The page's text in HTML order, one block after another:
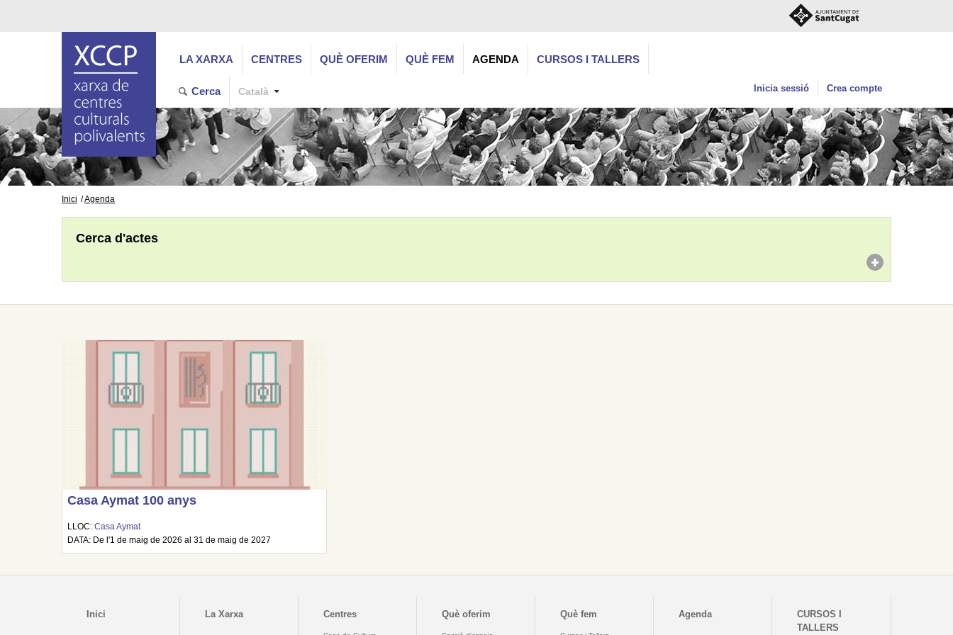
LA XARXA CENTRES QUÈ OFERIM QUÈ FEM AGENDA CURSOS I TALLERS
Cerca Català Inicia sessió Crea compte
Inici Agenda
Cerca d'actes
Casa Aymat 100 anys
LLOC:Casa Aymat
DATA: De l'1 de maig de 2026 al 31 de maig de 2027
Inici La Xarxa Centres Què oferim Què fem Agenda
CURSOS I
TALLERS